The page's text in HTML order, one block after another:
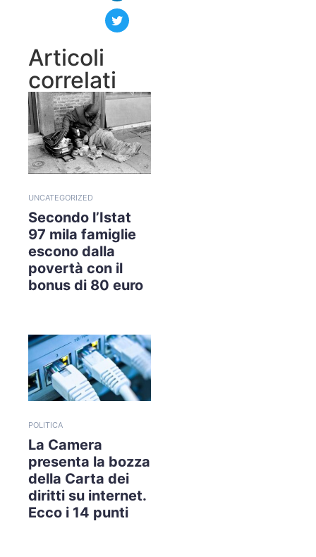
Articoli
correlati
UNCATEGORIZED
Secondo l’Istat
97 mila famiglie
escono dalla
povertà con il
bonus di 80 euro
POLITICA
La Camera
presenta la bozza
della Carta dei
diritti su internet.
Ecco i 14 punti